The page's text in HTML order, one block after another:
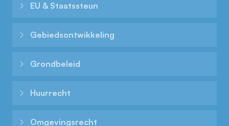
EU & Staatssteun
Gebieds­ontwikkeling
Grondbeleid
Huurrecht
Omgevingsrecht